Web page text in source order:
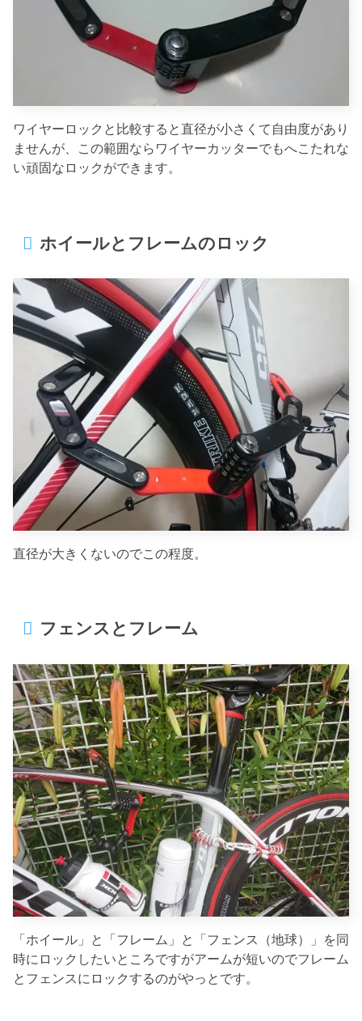
ワイヤーロックと比較すると直径が小さくて自由度があり
ませんが、この範囲ならワイヤーカッターでもへこたれな
い頑固なロックができます。
ホイールとフレームのロック
直径が大きくないのでこの程度。
フェンスとフレーム
「ホイール」と「フレーム」と「フェンス（地球）」を同
時にロックしたいところですがアームが短いのでフレーム
とフェンスにロックするのがやっとです。